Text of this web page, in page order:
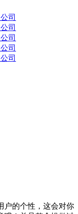
的个性，这会对你